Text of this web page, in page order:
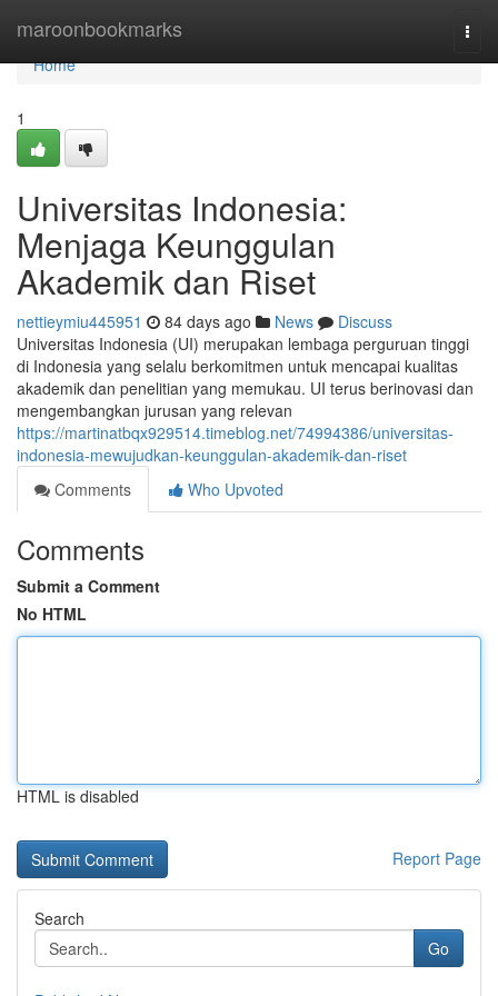
maroonbookmarks
Home
Home
1
Universitas Indonesia:
Menjaga Keunggulan
Akademik dan Riset
nettieymiu445951 84 days ago News
Discuss
Universitas Indonesia (UI) merupakan lembaga perguruan tinggi
di Indonesia yang selalu berkomitmen untuk mencapai kualitas
akademik dan penelitian yang memukau. UI terus berinovasi dan
mengembangkan jurusan yang relevan
https://martinatbqx929514.timeblog.net/74994386/universitas-
indonesia-mewujudkan-keunggulan-akademik-dan-riset
Comments
Who Upvoted
Comments
Submit a Comment
No HTML
HTML is disabled
Report Page
Search
Go